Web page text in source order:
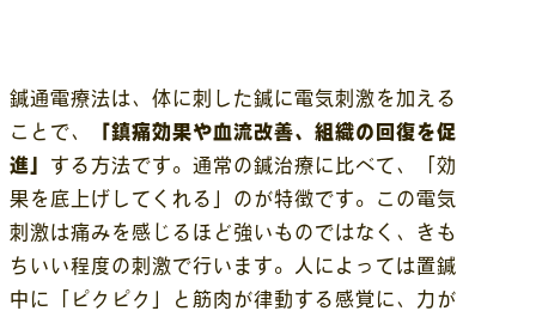
鍼通電療法は、体に刺した鍼に電気刺激を加える
ことで、
「鎮痛効果や血流改善、組織の回復を促
進」 する方法です。通常の鍼治療に比べて、「効
果を底上げしてくれる」のが特徴です。この電気
刺激は痛みを感じるほど強いものではなく、きも
ちいい程度の刺激で行います。人によっては置鍼
中に「ピクピク」と筋肉が律動する感覚に、力が